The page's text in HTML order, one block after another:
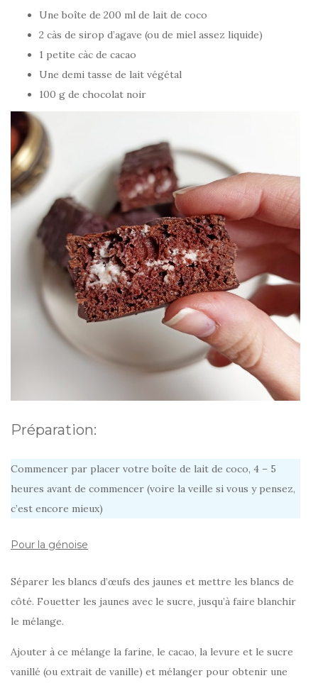
Une boîte de 200 ml de lait de coco
2 càs de sirop d’agave (ou de miel assez liquide)
1 petite càc de cacao
Une demi tasse de lait végétal
100 g de chocolat noir
Préparation:
Commencer par placer votre boîte de lait de coco, 4 – 5
heures avant de commencer (voire la veille si vous y pensez,
c’est encore mieux)
Pour la génoise
Séparer les blancs d’œufs des jaunes et mettre les blancs de
côté. Fouetter les jaunes avec le sucre, jusqu’à faire blanchir
le mélange.
Ajouter à ce mélange la farine, le cacao, la levure et le sucre
vanillé (ou extrait de vanille) et mélanger pour obtenir une